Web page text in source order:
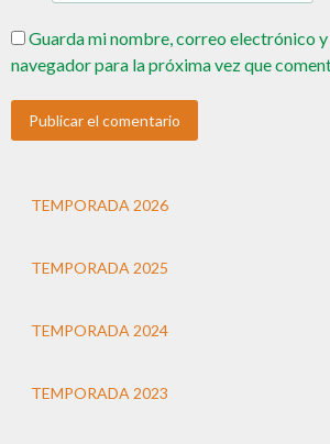
Guarda mi nombre, correo electrónico
navegador para la próxima vez que
TEMPORADA 2026
TEMPORADA 2025
TEMPORADA 2024
TEMPORADA 2023